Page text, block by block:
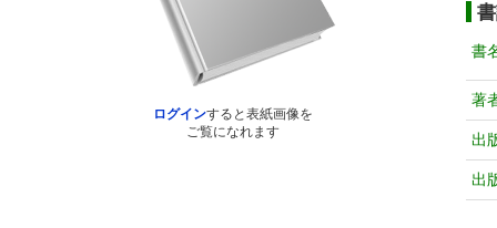
ログインすると表紙画像を
ご覧になれます
書
著
出
出